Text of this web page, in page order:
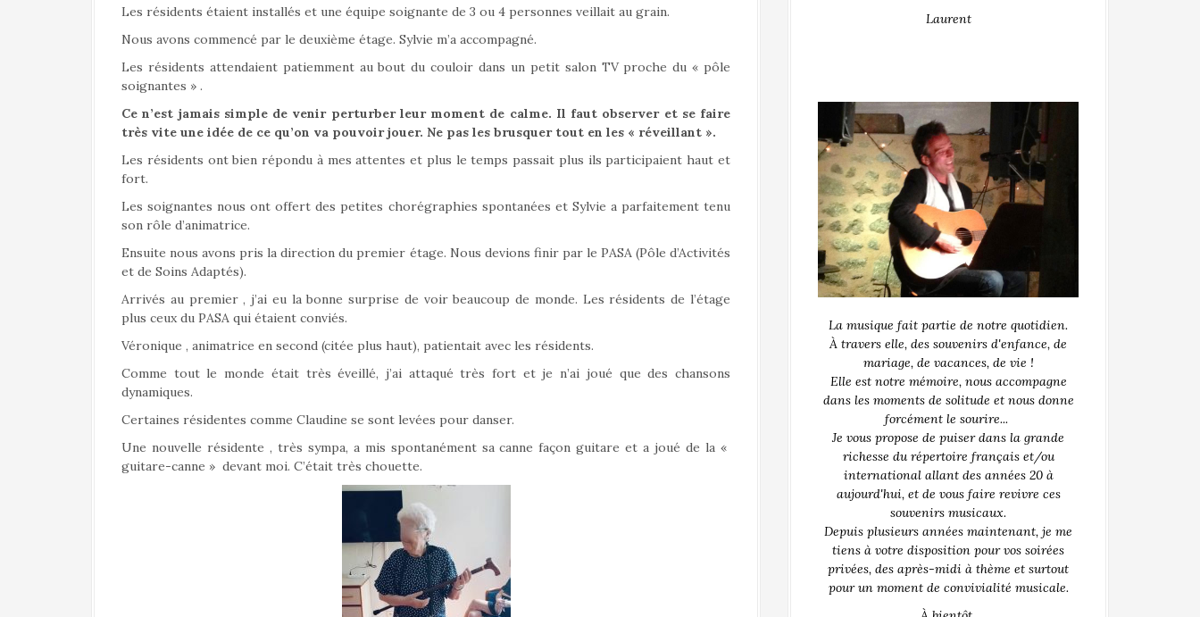
Les résidents étaient installés et une équipe soignante de 3 ou 4 personnes veillait au grain.
Nous avons commencé par le deuxième étage. Sylvie m’a accompagné.
Les résidents attendaient patiemment au bout du couloir dans un petit salon TV proche du « pôle
soignantes » .
Ce n’est jamais simple de venir perturber leur moment de calme. Il faut observer et se faire
très vite une idée de ce qu’on va pouvoir jouer. Ne pas les brusquer tout en les « réveillant ».
Les résidents ont bien répondu à mes attentes et plus le temps passait plus ils participaient haut et
fort.
Les soignantes nous ont offert des petites chorégraphies spontanées et Sylvie a parfaitement tenu
son rôle d’animatrice.
Ensuite nous avons pris la direction du premier étage. Nous devions finir par le PASA (Pôle d’Activités
et de Soins Adaptés).
Arrivés au premier , j’ai eu la bonne surprise de voir beaucoup de monde. Les résidents de l’étage
plus ceux du PASA qui étaient conviés.
Véronique , animatrice en second (citée plus haut), patientait avec les résidents.
Comme tout le monde était très éveillé, j’ai attaqué très fort et je n’ai joué que des chansons
dynamiques.
Certaines résidentes comme Claudine se sont levées pour danser.
Une nouvelle résidente , très sympa, a mis spontanément sa canne façon guitare et a joué de la «
guitare-canne » devant moi. C’était très chouette.
Laurent
La musique fait partie de notre quotidien.
À travers elle, des souvenirs d'enfance, de
mariage, de vacances, de vie !
Elle est notre mémoire, nous accompagne
dans les moments de solitude et nous donne
forcément le sourire...
Je vous propose de puiser dans la grande
richesse du répertoire français et/ou
international allant des années 20 à
aujourd'hui, et de vous faire revivre ces
souvenirs musicaux.
Depuis plusieurs années maintenant, je me
tiens à votre disposition pour vos soirées
privées, des après-midi à thème et surtout
pour un moment de convivialité musicale.